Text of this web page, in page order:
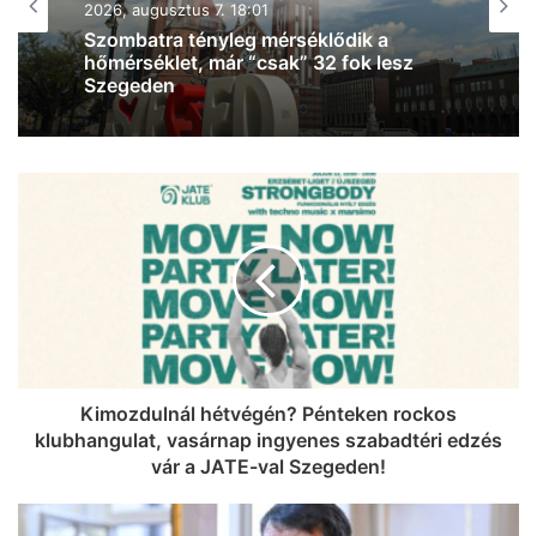
2026, augusztus 7. 17:54
Baleset történt Szegeden – egy rolleres
esett el a Csillag tér közelében
Kimozdulnál hétvégén? Pénteken rockos
klubhangulat, vasárnap ingyenes szabadtéri edzés
vár a JATE-val Szegeden!